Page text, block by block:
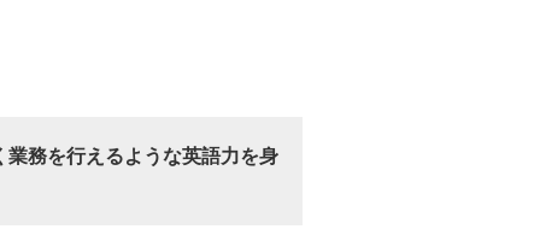
務を行えるような英語力を身